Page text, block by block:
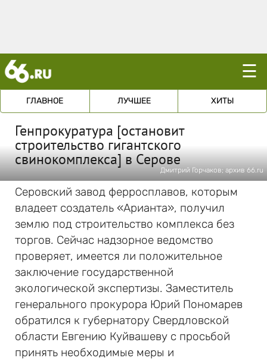
☰
ГЛАВНОЕ ЛУЧШЕЕ ХИТЫ
Генпрокуратура [остановит
строительство гигантского
свинокомплекса] в Серове
Дмитрий Горчаков; архив 66.ru
Серовский завод ферросплавов, которым
владеет создатель «Арианта», получил
землю под строительство комплекса без
торгов. Сейчас надзорное ведомство
проверяет, имеется ли положительное
заключение государственной
экологической экспертизы. Заместитель
генерального прокурора Юрий Пономарев
обратился к губернатору Свердловской
области Евгению Куйвашеву с просьбой
принять необходимые меры и